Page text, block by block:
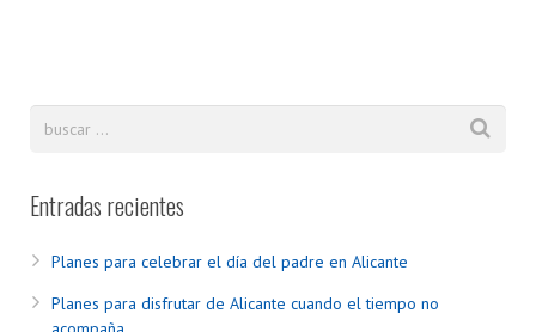
Entradas recientes
Planes para celebrar el día del padre en Alicante
Planes para disfrutar de Alicante cuando el tiempo no